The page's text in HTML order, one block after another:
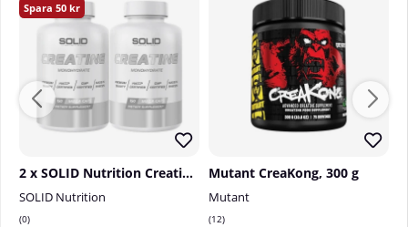
50
2 x SOLID Nutrition Creatine, 150 mega caps
SOLID Nutrition
0
Mutant CreaKong, 300 g
Mutant
12